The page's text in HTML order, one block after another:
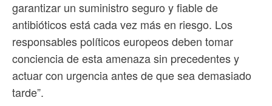
garantizar un suministro seguro y fiable de
antibióticos está cada vez más en riesgo. Los
responsables políticos europeos deben tomar
conciencia de esta amenaza sin precedentes y
actuar con urgencia antes de que sea demasiado
tarde”.